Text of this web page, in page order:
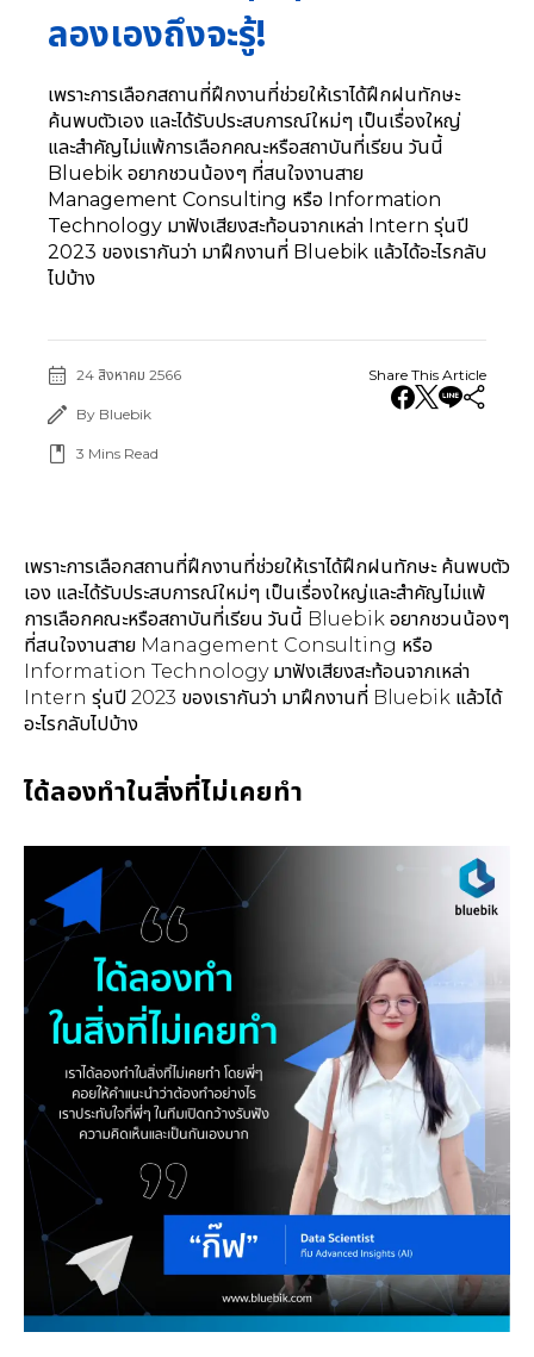
ลองเองถึงจะรู้!
เพราะการเลือกสถานที่ฝึกงานที่ช่วยให้เราได้ฝึกฝนทักษะ
ค้นพบตัวเอง และได้รับประสบการณ์ใหม่ๆ เป็นเรื่องใหญ่
และสำคัญไม่แพ้การเลือกคณะหรือสถาบันที่เรียน วันนี้
Bluebik อยากชวนน้องๆ ที่สนใจงานสาย
Management Consulting หรือ Information
Technology มาฟังเสียงสะท้อนจากเหล่า Intern รุ่นปี
2023 ของเรากันว่า มาฝึกงานที่ Bluebik แล้วได้อะไรกลับ
ไปบ้าง
24 สิงหาคม 2566
By Bluebik
3 Mins Read
Share This Article
เพราะการเลือกสถานที่ฝึกงานที่ช่วยให้เราได้ฝึกฝนทักษะ ค้นพบตัว
เอง และได้รับประสบการณ์ใหม่ๆ เป็นเรื่องใหญ่และสำคัญไม่แพ้
การเลือกคณะหรือสถาบันที่เรียน วันนี้ Bluebik อยากชวนน้องๆ
ที่สนใจงานสาย Management Consulting หรือ
Information Technology มาฟังเสียงสะท้อนจากเหล่า
Intern รุ่นปี 2023 ของเรากันว่า มาฝึกงานที่ Bluebik แล้วได้
อะไรกลับไปบ้าง
ได้ลองทำในสิ่งที่ไม่เคยทำ